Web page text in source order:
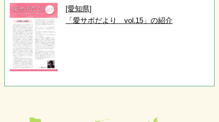
[愛知県]
「愛サポだより vol.15」の紹介